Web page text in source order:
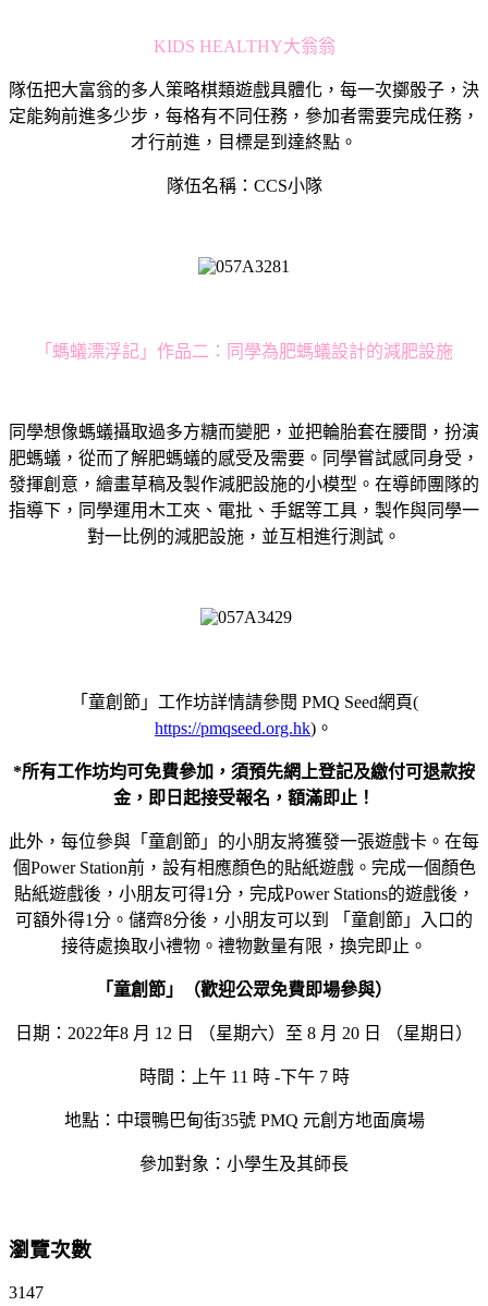
KIDS HEALTHY大翁翁
隊伍把大富翁的多人策略棋類遊戲具體化，每一次擲骰子，決
定能夠前進多少步，每格有不同任務，參加者需要完成任務，
才行前進，目標是到達終點。
隊伍名稱：CCS小隊
「螞蟻漂浮記」作品二：同學為肥螞蟻設計的減肥設施
同學想像螞蟻攝取過多方糖而變肥，並把輪胎套在腰間，扮演
肥螞蟻，從而了解肥螞蟻的感受及需要。同學嘗試感同身受，
發揮創意，繪畫草稿及製作減肥設施的小模型。在導師團隊的
指導下，同學運用木工夾、電批、手鋸等工具，製作與同學一
對一比例的減肥設施，並互相進行測試。
「童創節」工作坊詳情請參閱 PMQ Seed網頁(
https://pmqseed.org.hk)。
*所有工作坊均可免費參加，須預先網上登記及繳付可退款按
金，即日起接受報名，額滿即止！
此外，每位參與「童創節」的小朋友將獲發一張遊戲卡。在每
個Power Station前，設有相應顏色的貼紙遊戲。完成一個顏色
貼紙遊戲後，小朋友可得1分，完成Power Stations的遊戲後，
可額外得1分。儲齊8分後，小朋友可以到 「童創節」入口的
接待處換取小禮物。禮物數量有限，換完即止。
「童創節」（歡迎公眾免費即場參與）
日期：2022年8 月 12 日 （星期六）至 8 月 20 日 （星期日）
時間：上午 11 時 -下午 7 時
地點：中環鴨巴甸街35號 PMQ 元創方地面廣場
參加對象：小學生及其師長
瀏覽次數
3147